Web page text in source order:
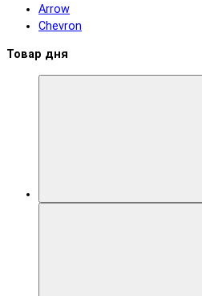
Arrow
Chevron
Товар дня